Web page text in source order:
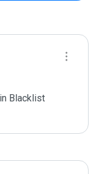
Blacklist